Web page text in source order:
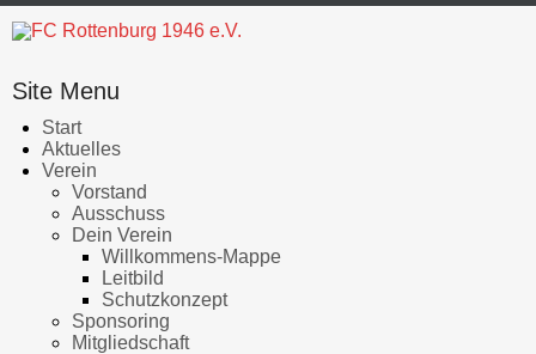
Site Menu
Start
Aktuelles
Verein
Vorstand
Ausschuss
Dein Verein
Willkommens-Mappe
Leitbild
Schutzkonzept
Sponsoring
Mitgliedschaft